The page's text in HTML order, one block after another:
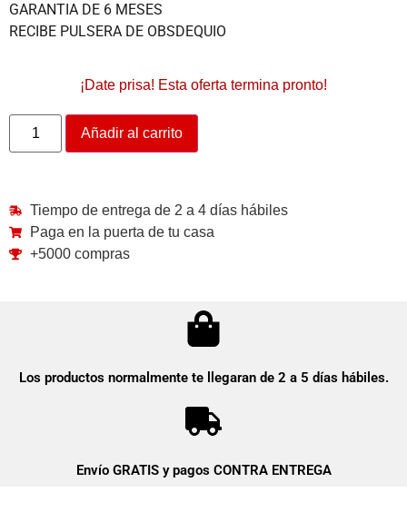
GARANTIA DE 6 MESES
RECIBE PULSERA DE OBSDEQUIO
¡Date prisa! Esta oferta termina pronto!
Añadir al carrito
Tiempo de entrega de 2 a 4 días hábiles
Paga en la puerta de tu casa
+5000 compras
Los productos normalmente te llegaran de 2 a 5 días hábiles.
Envío GRATIS y pagos CONTRA ENTREGA